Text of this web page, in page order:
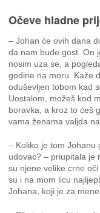
Očeve hladne
– Johan će ovih dana
da nam bude gost. On
nosim uza se, a
godine na moru. Kaže
oduševljen tobom kad
Uostalom, možeš kod
boravka, a kroz to ćeš
vama ženama valjda
– Koliko je tom Johanu
udovac? – priupitala je
su njene velike crne
su i na mom licu
Johana, koji je za